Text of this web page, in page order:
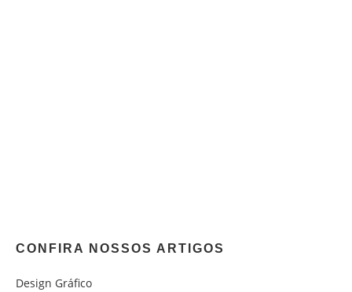
CONFIRA NOSSOS ARTIGOS
Design Gráfico